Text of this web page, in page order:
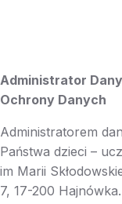
Administrator
Ochrony Danych
Administratorem
Państwa dzieci –
im Marii
7, 17-200 Hajnówka.